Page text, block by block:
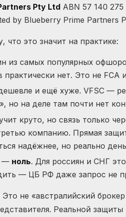
Pty Ltd ABN 57 140
by Blueberry Prime Partners
что это значит на практике:
из самых популярных
нет. Это не FCA
и ещё хуже. VFSC —
но на деле там почти нет
круто, но связь только
компанию. Прямая
надёжнее, но реально
— ноль. Для россиян и СНГ
— ЦБ РФ даже запрос не
Это не «австралийский
Реальной